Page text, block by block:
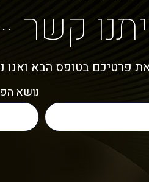
קשר
פרטיכם בטופס הבא ואנו
נושא